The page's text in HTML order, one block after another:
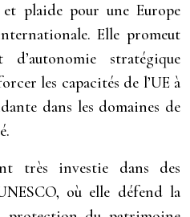
plaide pour une Europe
Elle promeut
stratégique
les capacités de l’UE à
dans les domaines de
très investie dans des
où elle défend la